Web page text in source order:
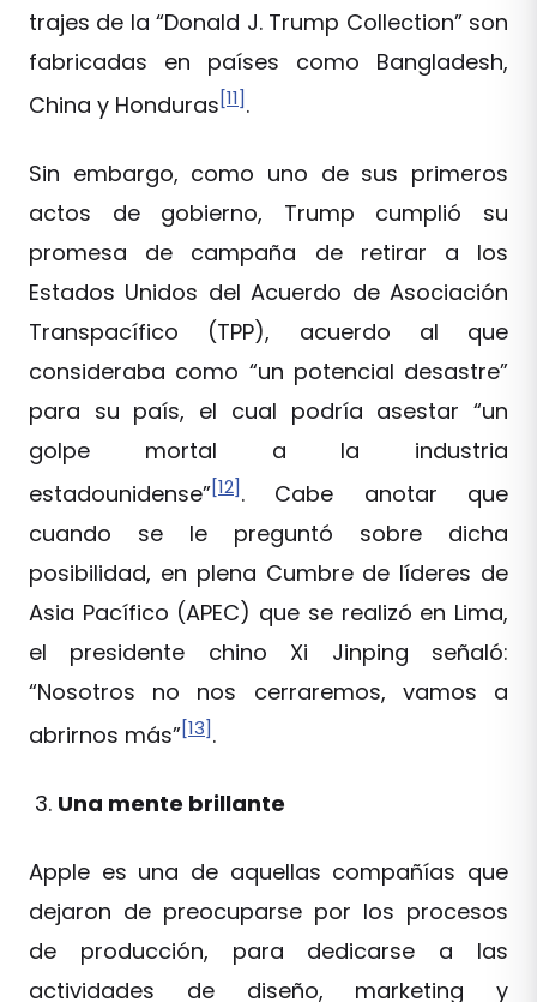
trajes de la “Donald J. Trump Collection” son
fabricadas en países como Bangladesh,
China y Honduras[11].
Sin embargo, como uno de sus primeros
actos de gobierno, Trump cumplió su
promesa de campaña de retirar a los
Estados Unidos del Acuerdo de Asociación
Transpacífico (TPP), acuerdo al que
consideraba como “un potencial desastre”
para su país, el cual podría asestar “un
golpe mortal a la industria
estadounidense”[12]. Cabe anotar que
cuando se le preguntó sobre dicha
posibilidad, en plena Cumbre de líderes de
Asia Pacífico (APEC) que se realizó en Lima,
el presidente chino Xi Jinping señaló:
“Nosotros no nos cerraremos, vamos a
abrirnos más”[13].
Una mente brillante
Apple es una de aquellas compañías que
dejaron de preocuparse por los procesos
de producción, para dedicarse a las
actividades de diseño, marketing y